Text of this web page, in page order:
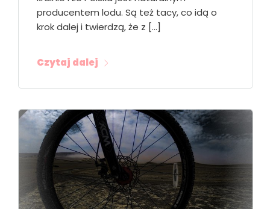
producentem lodu. Są też tacy, co idą o
krok dalej i twierdzą, że z […]
Czytaj dalej